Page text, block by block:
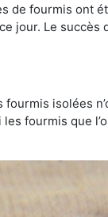
de fourmis ont
jour. Le succès
isolées
fourmis que